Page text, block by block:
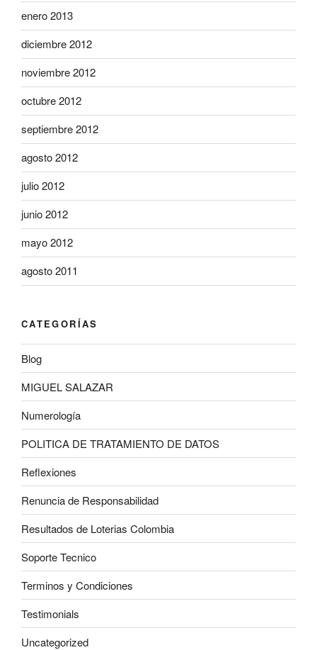
enero 2013
diciembre 2012
noviembre 2012
octubre 2012
septiembre 2012
agosto 2012
julio 2012
junio 2012
mayo 2012
agosto 2011
CATEGORÍAS
Blog
MIGUEL SALAZAR
Numerología
POLITICA DE TRATAMIENTO DE DATOS
Reflexiones
Renuncia de Responsabilidad
Resultados de Loterias Colombia
Soporte Tecnico
Terminos y Condiciones
Testimonials
Uncategorized